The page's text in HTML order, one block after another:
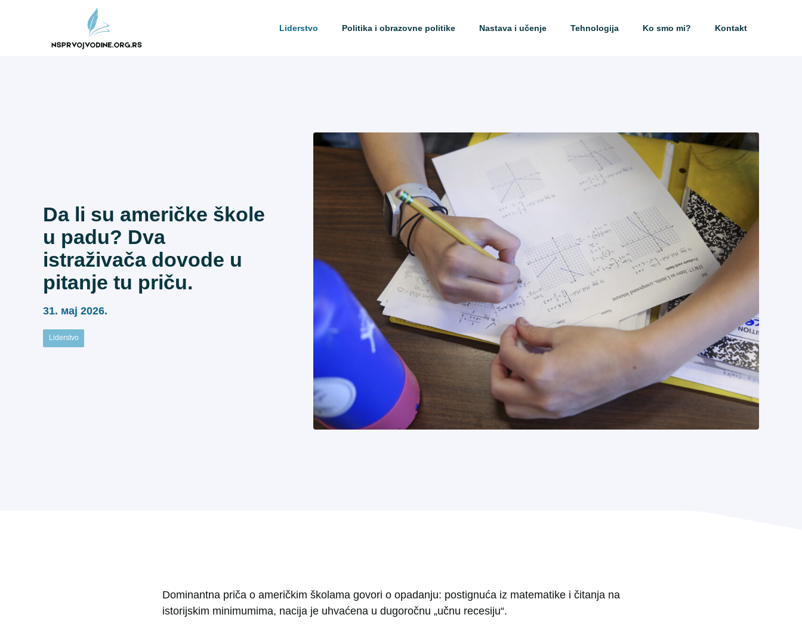
Liderstvo Politika i obrazovne politike Nastava i učenje Tehnologija Ko smo mi? Kontakt
Da li su američke škole
u padu? Dva
istraživača dovode u
pitanje tu priču.
31. мај 2026.
Liderstvo
Dominantna priča o američkim školama govori o opadanju: postignuća iz matematike i čitanja na
istorijskim minimumima, nacija je uhvaćena u dugoročnu „učnu recesiju“.